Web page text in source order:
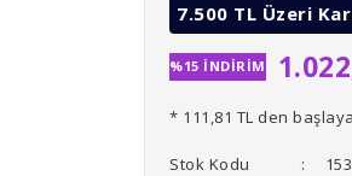
7.500 TL Üzeri
%15 İNDİRİM
* 111,81 TL den
Stok Kodu